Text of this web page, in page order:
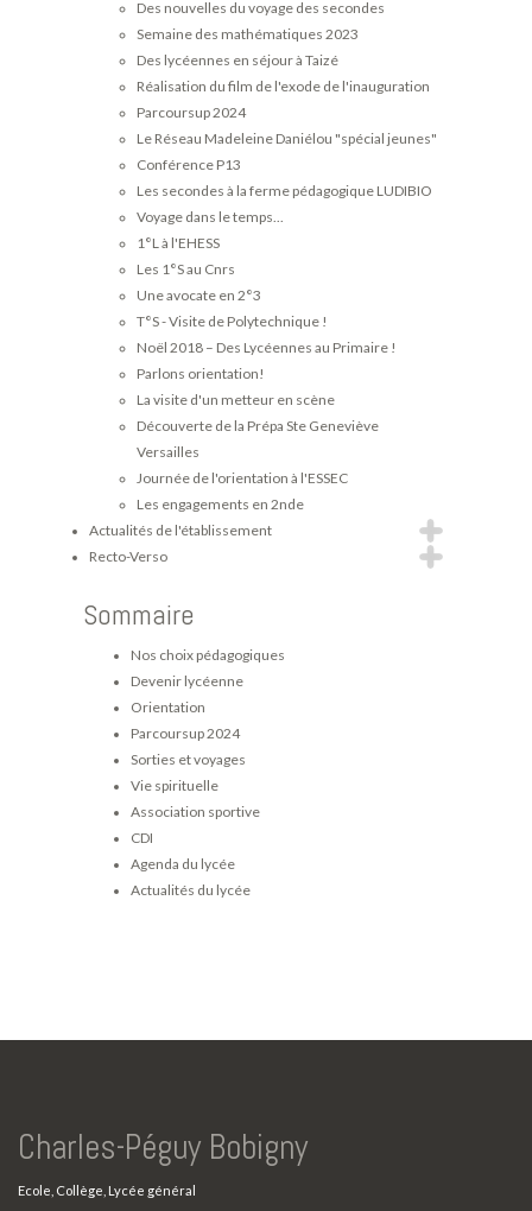
Des nouvelles du voyage des secondes
Semaine des mathématiques 2023
Des lycéennes en séjour à Taizé
Réalisation du film de l'exode de l'inauguration
Parcoursup 2024
Le Réseau Madeleine Daniélou "spécial jeunes"
Conférence P13
Les secondes à la ferme pédagogique LUDIBIO
Voyage dans le temps...
1°L à l'EHESS
Les 1°S au Cnrs
Une avocate en 2°3
T°S - Visite de Polytechnique !
Noël 2018 – Des Lycéennes au Primaire !
Parlons orientation!
La visite d'un metteur en scène
Découverte de la Prépa Ste Geneviève
Versailles
Journée de l'orientation à l'ESSEC
Les engagements en 2nde
Actualités de l'établissement
Recto-Verso
Sommaire
Nos choix pédagogiques
Devenir lycéenne
Orientation
Parcoursup 2024
Sorties et voyages
Vie spirituelle
Association sportive
CDI
Agenda du lycée
Actualités du lycée
Charles-Péguy Bobigny
Ecole, Collège, Lycée général